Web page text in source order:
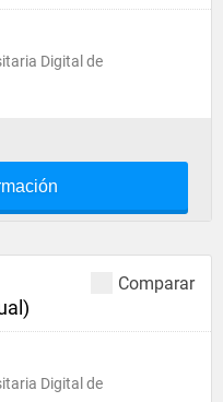
Digital de
Comparar
Digital de